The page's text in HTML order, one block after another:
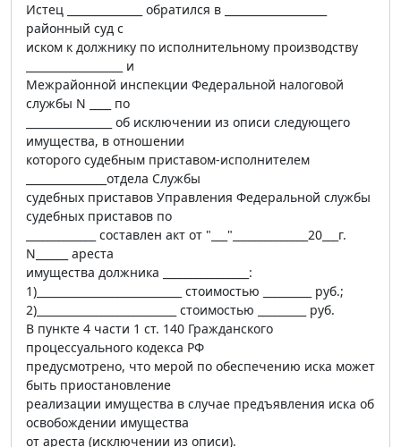
Истец ______________ обратился в ___________________
районный суд с
иском к должнику по исполнительному производству
__________________ и
Межрайонной инспекции Федеральной налоговой
службы N ____ по
________________ об исключении из описи следующего
имущества, в отношении
которого судебным приставом-исполнителем
_______________отдела Службы
судебных приставов Управления Федеральной службы
судебных приставов по
_____________ составлен акт от "___"______________20___г.
N______ ареста
имущества должника ________________:
1)___________________________ стоимостью _________ руб.;
2)__________________________ стоимостью _________ руб.
В пункте 4 части 1 ст. 140 Гражданского
процессуального кодекса РФ
предусмотрено, что мерой по обеспечению иска может
быть приостановление
реализации имущества в случае предъявления иска об
освобождении имущества
от ареста (исключении из описи).